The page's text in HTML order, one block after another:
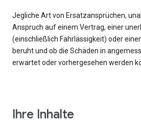
Jegliche Art von Ersatzansprüchen,
Anspruch auf einem Vertrag, einer
(einschließlich Fahrlässigkeit) oder
beruht und ob die Schäden in
erwartet oder vorhergesehen werden
Ihre Inhalte